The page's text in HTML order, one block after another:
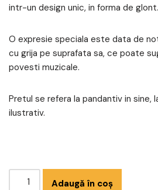
intr-un design unic, in forma de glont.
O expresie speciala este data de
cu grija pe suprafata sa, ce poate
povesti muzicale.
Pretul se refera la pandantiv in sine,
ilustrativ.
Adaugă în coș